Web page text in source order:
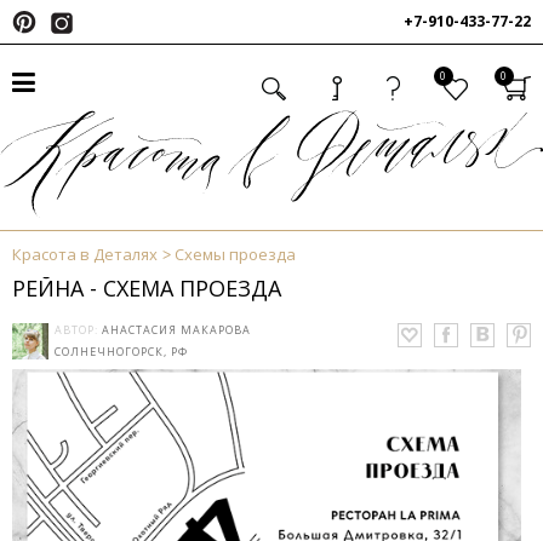
+7-910-433-77-22
0 0
Красота в Деталях Схемы проезда
РЕЙНА - СХЕМА ПРОЕЗДА
АВТОР: АНАСТАСИЯ МАКАРОВА
СОЛНЕЧНОГОРСК, РФ